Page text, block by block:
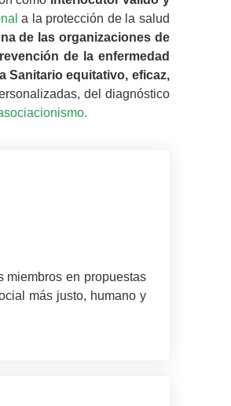
a la protección de la salud
de las organizaciones de
de la enfermedad
Sanitario equitativo, eficaz,
del diagnóstico
miembros en propuestas
más justo, humano y